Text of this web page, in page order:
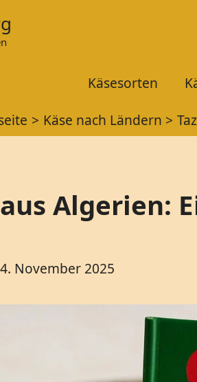
Käsesorten
Käse nach Ländern
Algerien:
November 2025